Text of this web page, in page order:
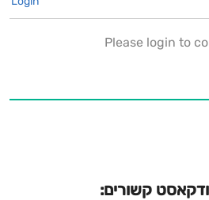
Please login to
קשורים: